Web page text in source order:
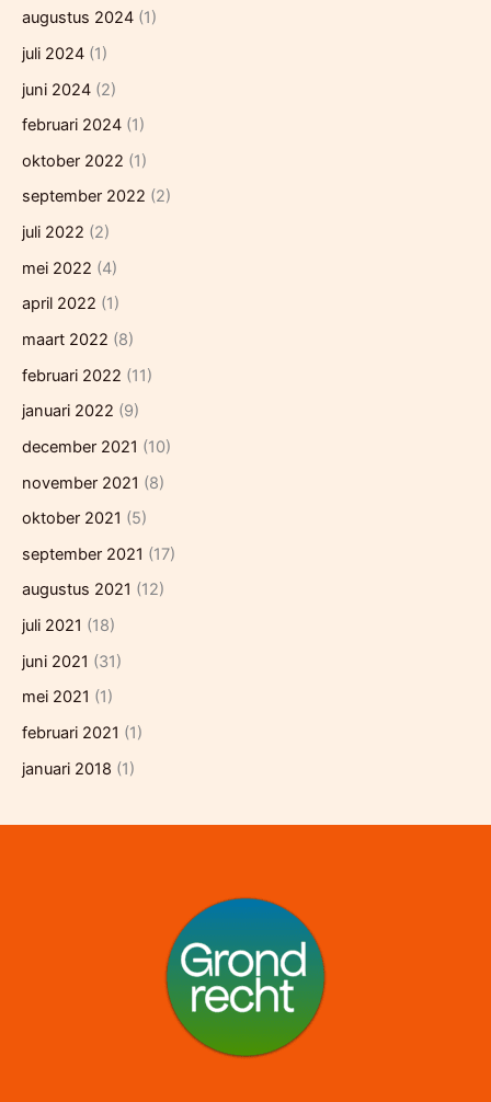
augustus 2024 (1)
juli 2024 (1)
juni 2024 (2)
februari 2024 (1)
oktober 2022 (1)
september 2022 (2)
juli 2022 (2)
mei 2022 (4)
april 2022 (1)
maart 2022 (8)
februari 2022 (11)
januari 2022 (9)
december 2021 (10)
november 2021 (8)
oktober 2021 (5)
september 2021 (17)
augustus 2021 (12)
juli 2021 (18)
juni 2021 (31)
mei 2021 (1)
februari 2021 (1)
januari 2018 (1)